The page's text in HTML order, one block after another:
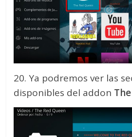
20. Ya podremos ver las
disponibles del addon